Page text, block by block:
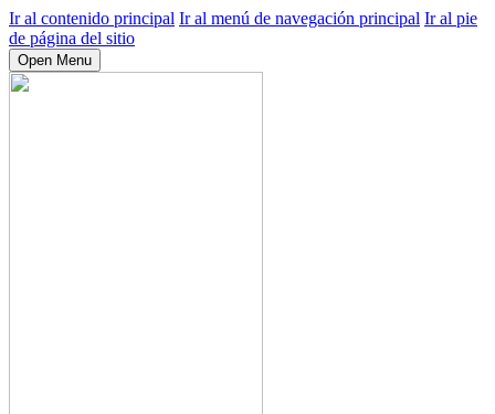
Ir al contenido principal Ir al menú de navegación principal Ir al pie
de página del sitio
Open Menu